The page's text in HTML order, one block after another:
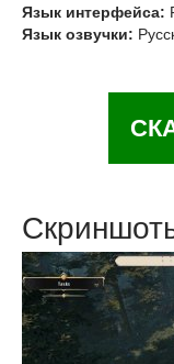
Язык интерфейса:
Язык озвучки: